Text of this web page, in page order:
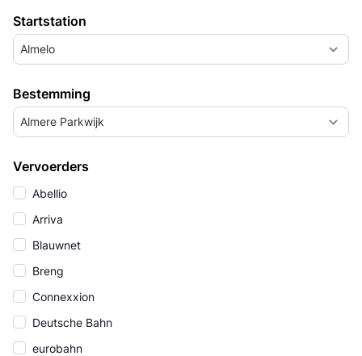
Startstation
Almelo
Bestemming
Almere Parkwijk
Vervoerders
Abellio
Arriva
Blauwnet
Breng
Connexxion
Deutsche Bahn
eurobahn